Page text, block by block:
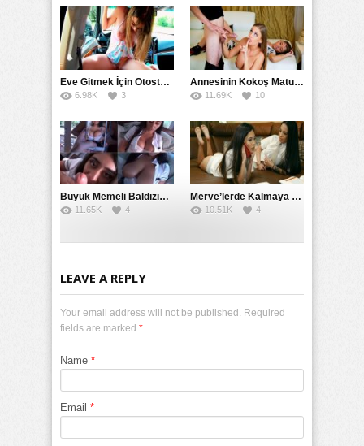
Eve Gitmek İçin Otostop Çeken Üniversiteli Bedelini Ödedi
6.98K 3
Annesinin Kokoş Mature Arkadaşı Tarafından Saksoya Uğradı
11.69K 10
Büyük Memeli Baldızının Takipçilerinin Çoğalması İçin Yardım Etti
11.65K 4
Merve’lerde Kalmaya Gelen Liseli Kız Fanteziyi Dibine Verdirdi
10.51K 4
LEAVE A REPLY
Your email address will not be published. Required
fields are marked *
Name *
Email *